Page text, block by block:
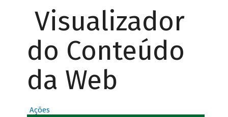
Visualizador
do Conteúdo
da Web
Ações